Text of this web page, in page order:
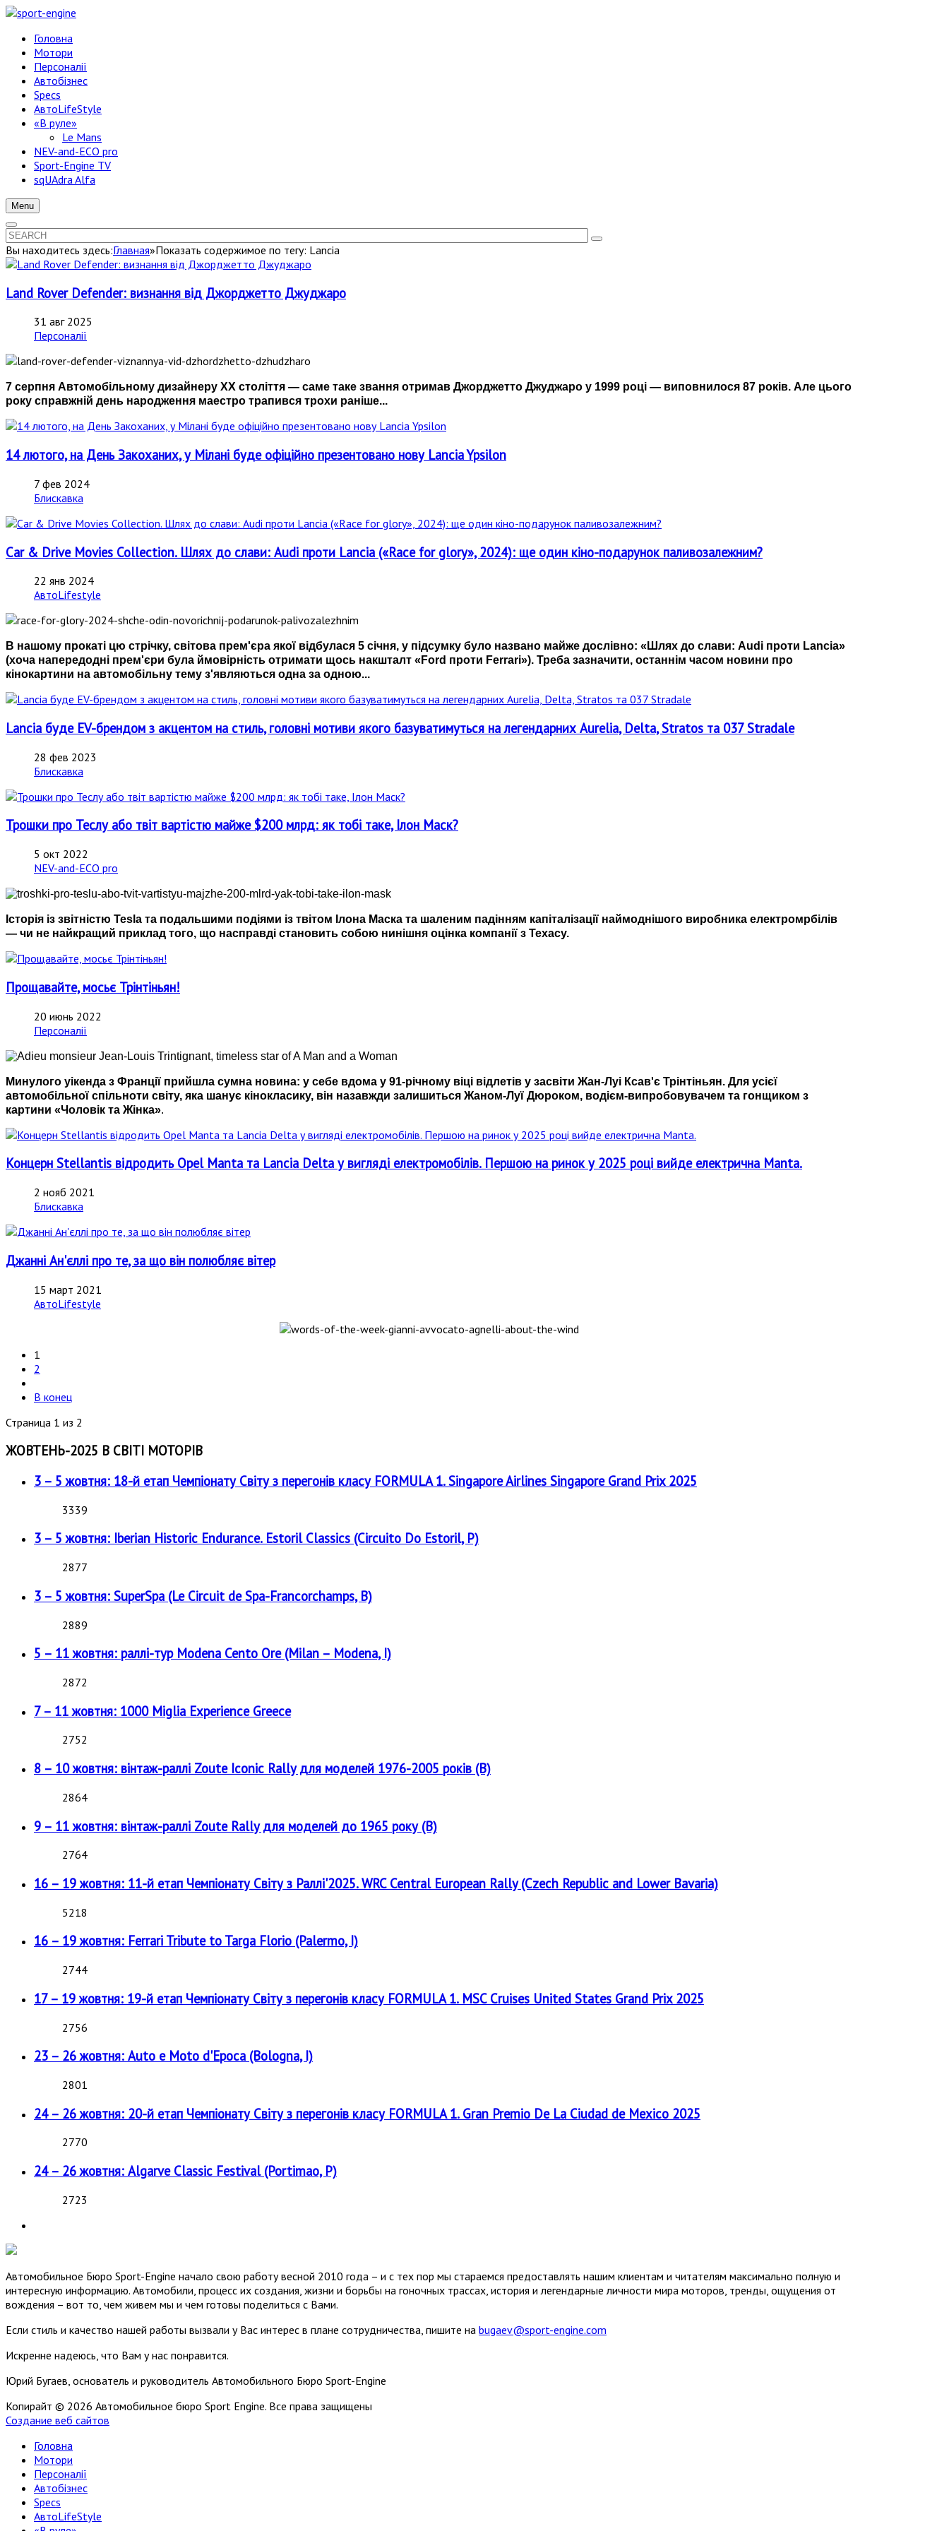
Головна
Мотори
Персоналії
Автобізнес
Specs
АвтоLifeStyle
«В руле»
Le Mans
NEV-and-ECO pro
Sport-Engine TV
sqUAdra Alfa
Menu
Вы находитесь здесь:Главная»Показать содержимое по тегу: Lancia
Land Rover Defender: визнання від Джорджетто Джуджаро
31 авг 2025
Персоналії
7 серпня Автомобільному дизайнеру ХХ століття — саме таке звання отримав Джорджетто Джуджаро у 1999 році — виповнилося 87 років. Але цього
року справжній день народження маестро трапився трохи раніше...
14 лютого, на День Закоханих, у Мілані буде офіційно презентовано нову Lancia Ypsilon
7 фев 2024
Блискавка
Car & Drive Movies Collection. Шлях до слави: Audi проти Lancia («Race for glory», 2024): ще один кіно-подарунок паливозалежним?
22 янв 2024
АвтоLifestyle
В нашому прокаті цю стрічку, світова прем'єра якої відбулася 5 січня, у підсумку було названо майже дослівно: «Шлях до слави: Audi проти Lancia»
(хоча напередодні прем'єри була ймовірність отримати щось накшталт «Ford проти Ferrari»). Треба зазначити, останнім часом новини про
кінокартини на автомобільну тему з'являються одна за одною...
Lancia буде EV-брендом з акцентом на стиль, головні мотиви якого базуватимуться на легендарних Aurelia, Delta, Stratos та 037 Stradale
28 фев 2023
Блискавка
Трошки про Теслу або твіт вартістю майже $200 млрд: як тобі таке, Ілон Маск?
5 окт 2022
NEV-and-ECO pro
Історія із звітністю Tesla та подальшими подіями із твітом Ілона Маска та шаленим падінням капіталізації наймоднішого виробника електромрбілів
— чи не найкращий приклад того, що насправді становить собою нинішня оцінка компанії з Техасу.
Прощавайте, мосьє Трінтіньян!
20 июнь 2022
Персоналії
Минулого уікенда з Франції прийшла сумна новина: у себе вдома у 91-річному віці відлетів у засвіти Жан-Луі Ксав'є Трінтіньян. Для усієї
автомобільної спільноти світу, яка шанує кінокласику, він назавжди залишиться Жаном-Луї Дюроком, водієм-випробовувачем та гонщиком з
картини «Чоловік та Жінка».
Концерн Stellantis відродить Opel Manta та Lancia Delta у вигляді електромобілів. Першою на ринок у 2025 році вийде електрична Manta.
2 нояб 2021
Блискавка
Джанні Ан'єллі про те, за що він полюбляє вітер
15 март 2021
АвтоLifestyle
1
2
В конец
Страница 1 из 2
ЖОВТЕНЬ-2025 В СВІТІ МОТОРІВ
3 – 5 жовтня: 18-й етап Чемпіонату Світу з перегонів класу FORMULA 1. Singapore Airlines Singapore Grand Prix 2025
3339
3 – 5 жовтня: Iberian Historic Endurance. Estoril Classics (Circuito Do Estoril, P)
2877
3 – 5 жовтня: SuperSpa (Le Circuit de Spa-Francorchamps, B)
2889
5 – 11 жовтня: раллі-тур Modena Cento Ore (Milan – Modena, I)
2872
7 – 11 жовтня: 1000 Miglia Experience Greece
2752
8 – 10 жовтня: вінтаж-раллі Zoute Iconic Rally для моделей 1976-2005 років (B)
2864
9 – 11 жовтня: вінтаж-раллі Zoute Rally для моделей до 1965 року (B)
2764
16 – 19 жовтня: 11-й етап Чемпіонату Світу з Раллі'2025. WRC Central European Rally (Czech Republic and Lower Bavaria)
5218
16 – 19 жовтня: Ferrari Tribute to Targa Florio (Palermo, I)
2744
17 – 19 жовтня: 19-й етап Чемпіонату Світу з перегонів класу FORMULA 1. MSC Cruises United States Grand Prix 2025
2756
23 – 26 жовтня: Auto e Moto d'Epoca (Bologna, I)
2801
24 – 26 жовтня: 20-й етап Чемпіонату Світу з перегонів класу FORMULA 1. Gran Premio De La Ciudad de Mexico 2025
2770
24 – 26 жовтня: Algarve Classic Festival (Portimao, P)
2723
Автомобильное Бюро Sport-Engine начало свою работу весной 2010 года – и с тех пор мы стараемся предоставлять нашим клиентам и читателям максимально полную и
интересную информацию. Автомобили, процесс их создания, жизни и борьбы на гоночных трассах, история и легендарные личности мира моторов, тренды, ощущения от
вождения – вот то, чем живем мы и чем готовы поделиться с Вами.
Если стиль и качество нашей работы вызвали у Вас интерес в плане сотрудничества, пишите на bugaev@sport-engine.com
Искренне надеюсь, что Вам у нас понравится.
Юрий Бугаев, основатель и руководитель Автомобильного Бюро Sport-Engine
Копирайт © 2026 Автомобильное бюро Sport Engine. Все права защищены
Создание веб сайтов
Головна
Мотори
Персоналії
Автобізнес
Specs
АвтоLifeStyle